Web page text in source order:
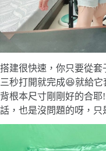
搭建很快速，你只要從
三秒打開就完成😆就給
背根本尺寸剛剛好的合
話，也是沒問題的呀，只